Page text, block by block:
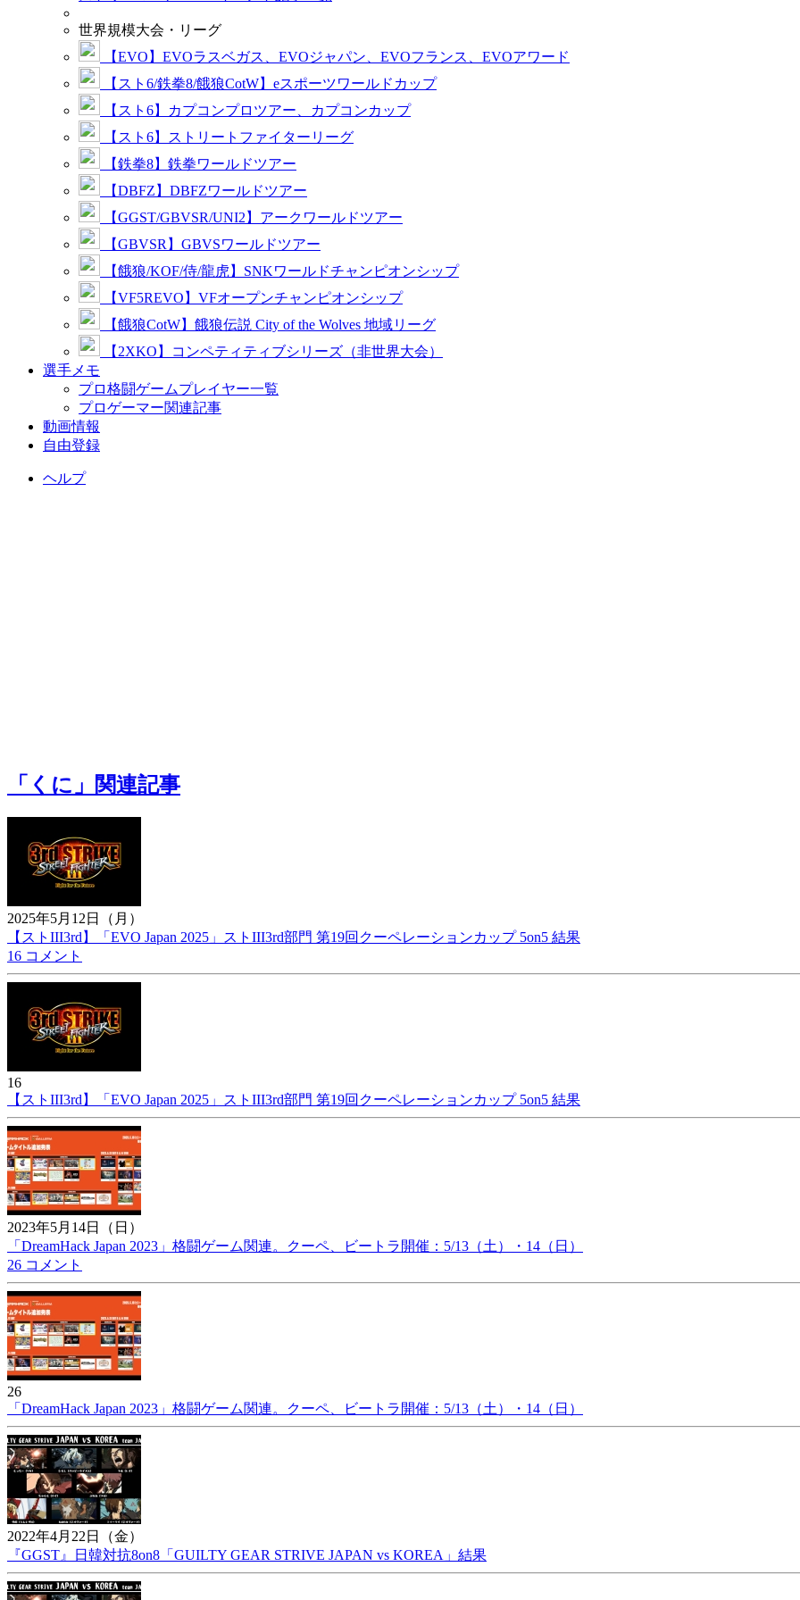
世界規模大会・リーグ
【EVO】EVOラスベガス、EVOジャパン、EVOフランス、EVOアワード
【スト6/鉄拳8/餓狼CotW】eスポーツワールドカップ
【スト6】カプコンプロツアー、カプコンカップ
【スト6】ストリートファイターリーグ
【鉄拳8】鉄拳ワールドツアー
【DBFZ】DBFZワールドツアー
【GGST/GBVSR/UNI2】アークワールドツアー
【GBVSR】GBVSワールドツアー
【餓狼/KOF/侍/龍虎】SNKワールドチャンピオンシップ
【VF5REVO】VFオープンチャンピオンシップ
【餓狼CotW】餓狼伝説 City of the Wolves 地域リーグ
【2XKO】コンペティティブシリーズ（非世界大会）
選手メモ
プロ格闘ゲームプレイヤー一覧
プロゲーマー関連記事
動画情報
自由登録
ヘルプ
「くに」関連記事
2025年5月12日（月）
【ストIII3rd】「EVO Japan 2025」ストIII3rd部門 第19回クーペレーションカップ 5on5 結果
16 コメント
16
【ストIII3rd】「EVO Japan 2025」ストIII3rd部門 第19回クーペレーションカップ 5on5 結果
2023年5月14日（日）
「DreamHack Japan 2023」格闘ゲーム関連。クーペ、ビートラ開催：5/13（土）・14（日）
26 コメント
26
「DreamHack Japan 2023」格闘ゲーム関連。クーペ、ビートラ開催：5/13（土）・14（日）
2022年4月22日（金）
『GGST』日韓対抗8on8「GUILTY GEAR STRIVE JAPAN vs KOREA」結果